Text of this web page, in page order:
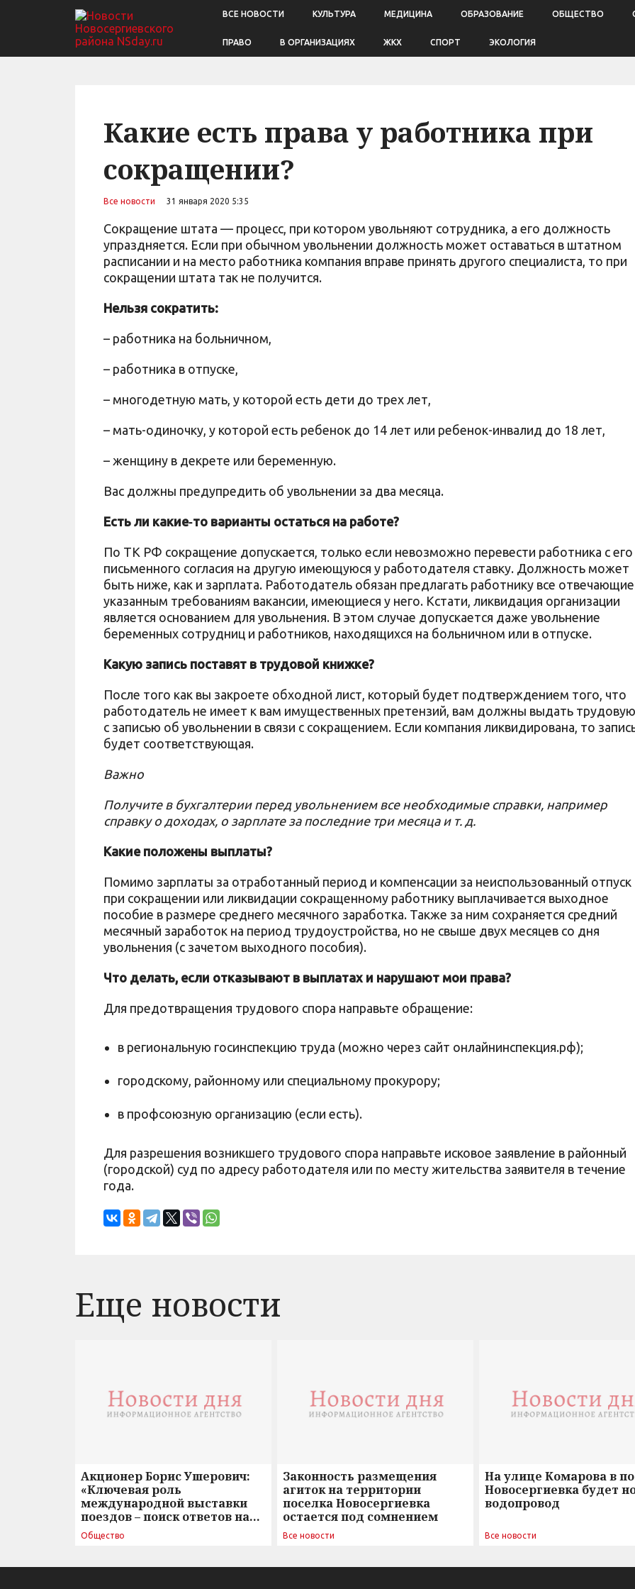
ВСЕ НОВОСТИ КУЛЬТУРА МЕДИЦИНА ОБРАЗОВАНИЕ ОБЩЕСТВО
ПРАВО В ОРГАНИЗАЦИЯХ ЖКХ СПОРТ ЭКОЛОГИЯ
Какие есть права у работника при
сокращении?
Все новости 31 января 2020 5:35
Сокращение штата — процесс, при котором увольняют сотрудника, а его должность
упраздняется. Если при обычном увольнении должность может оставаться в штатном
расписании и на место работника компания вправе принять другого специалиста, то при
сокращении штата так не получится.
Нельзя сократить:
– работника на больничном,
– работника в отпуске,
– многодетную мать, у которой есть дети до трех лет,
– мать-одиночку, у которой есть ребенок до 14 лет или ребенок-инвалид до 18 лет,
– женщину в декрете или беременную.
Вас должны предупредить об увольнении за два месяца.
Есть ли какие‑то варианты остаться на работе?
По ТК РФ сокращение допускается, только если невозможно перевести работника с его
письменного согласия на другую имеющуюся у работодателя ставку. Должность может
быть ниже, как и зарплата. Работодатель обязан предлагать работнику все отвечающие
указанным требованиям вакансии, имеющиеся у него. Кстати, ликвидация организации
является основанием для увольнения. В этом случае допускается даже увольнение
беременных сотрудниц и работников, находящихся на больничном или в отпуске.
Какую запись поставят в трудовой книжке?
После того как вы закроете обходной лист, который будет подтверждением того, что
работодатель не имеет к вам имущественных претензий, вам должны выдать трудовую
с записью об увольнении в связи с сокращением. Если компания ликвидирована, то
будет соответствующая.
Важно
Получите в бухгалтерии перед увольнением все необходимые справки, например
справку о доходах, о зарплате за последние три месяца и т. д.
Какие положены выплаты?
Помимо зарплаты за отработанный период и компенсации за неиспользованный отпуск
при сокращении или ликвидации сокращенному работнику выплачивается выходное
пособие в размере среднего месячного заработка. Также за ним сохраняется средний
месячный заработок на период трудоустройства, но не свыше двух месяцев со дня
увольнения (с зачетом выходного пособия).
Что делать, если отказывают в выплатах и нарушают мои права?
Для предотвращения трудового спора направьте обращение:
в региональную госинспекцию труда (можно через сайт онлайнинспекция.рф);
городскому, районному или специальному прокурору;
в профсоюзную организацию (если есть).
Для разрешения возникшего трудового спора направьте исковое заявление в районный
(городской) суд по адресу работодателя или по месту жительства заявителя в течение
года.
Еще новости
Акционер Борис Ушерович:
«Ключевая роль
международной выставки
поездов – поиск ответов на
вызовы времени»
Общество
Законность размещения
агиток на территории
поселка Новосергиевка
остается под сомнением
Все новости
На улице Комарова в
Новосергиевка будет
водопровод
Все новости